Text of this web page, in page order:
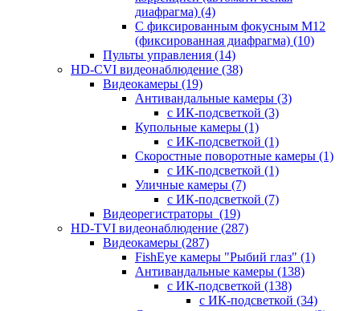
диафрагма) (4)
С фиксированным фокусным М12
(фиксированная диафрагма) (10)
Пульты управления (14)
HD-CVI видеонаблюдение (38)
Видеокамеры (19)
Антивандальные камеры (3)
с ИК-подсветкой (3)
Купольные камеры (1)
с ИК-подсветкой (1)
Скоростные поворотные камеры (1)
с ИК-подсветкой (1)
Уличные камеры (7)
с ИК-подсветкой (7)
Видеорегистраторы (19)
HD-TVI видеонаблюдение (287)
Видеокамеры (287)
FishEye камеры "Рыбий глаз" (1)
Антивандальные камеры (138)
с ИК-подсветкой (138)
с ИК-подсветкой (34)